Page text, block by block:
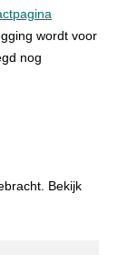
wordt voor
nog
Bekijk